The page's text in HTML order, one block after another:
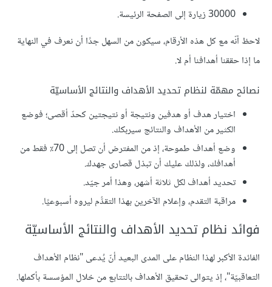
30000 زيارة إلى الصفحة الرئيسة.
لاحظ أنّه مع كل هذه الأرقام، سيكون من السهل جدًا أن نعرف في النهاية
ما إذا حققنا أهدافنا أم لا.
نصائح مهمّة لنظام تحديد الأهداف والنتائج الأساسيّة
اختيار هدف أو هدفين ونتيجة أو نتيجتين كحدّ أقصى؛ فوضع
الكثير من الأهداف والنتائج سيربكك.
وضع أهداف طموحة، إذ من المفترض أن تصل إلى 70٪ فقط من
أهدافك، ولذلك عليك أن تبذل قصارى جهدك.
تحديد أهداف لكل ثلاثة أشهر، وهذا أمر جيّد.
مراقبة التقدم، وإعلام الآخرين بهذا التقدُّم ليروه أسبوعيًا.
فوائد نظام تحديد الأهداف والنتائج الأساسيّة
الفائدة الأكبر لهذا النظام على المدى البعيد أنّ يُدعى "نظام الأهداف
التعاقبيّة"، إذ يتوالى تحقيق الأهداف بالتتابع من خلال المؤسسة بأكملها.